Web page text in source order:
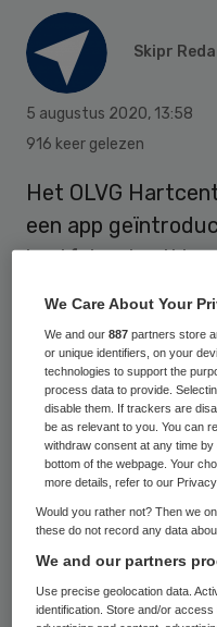
Skipr
5 augustus 2020, 13:58
916 keer gelezen
Het OLVG
een app
hartfalen,
de app kunnen
gezondheid
team van OLVG
patiënten waar
Patiënten met
verminderd mobiel
daarom belastend
We Care About Your
We and our887 partners store
or unique identifiers, on your
technologies to support the
process data to provide.
disable them. If trackers are
be as relevant to you. You can
withdraw consent at any time
bottom of the webpage. Your
more details, refer to our Privacy
Would you rather not? Then we
these do not record any data
We and our partners
Use precise geolocation data.
identification. Store and/or